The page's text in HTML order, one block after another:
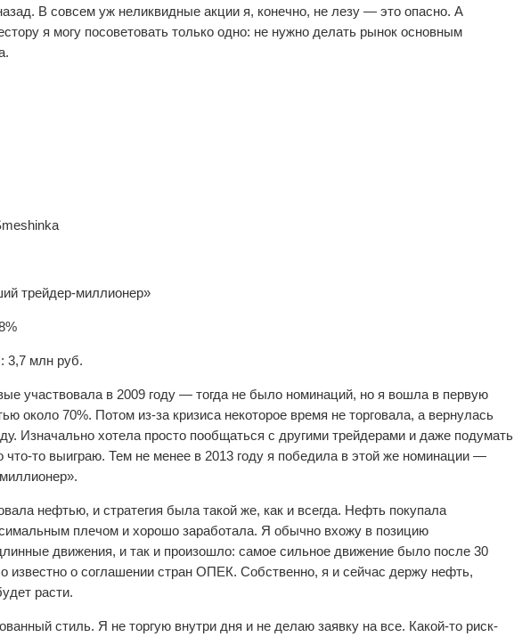
В совсем уж неликвидные акции я, конечно, не лезу — это опасно. А
я могу посоветовать только одно: не нужно делать рынок основным
трейдер-миллионер»
3,7 млн руб.
участвовала в 2009 году — тогда не было номинаций, но я вошла в первую
около 70%. Потом из-за кризиса некоторое время не торговала, а вернулась
Изначально хотела просто пообщаться с другими трейдерами и даже подумать
что-то выиграю. Тем не менее в 2013 году я победила в этой же номинации —
нефтью, и стратегия была такой же, как и всегда. Нефть покупала
плечом и хорошо заработала. Я обычно вхожу в позицию
движения, и так и произошло: самое сильное движение было после 30
известно о соглашении стран ОПЕК. Собственно, я и сейчас держу нефть,
расти.
стиль. Я не торгую внутри дня и не делаю заявку на все. Какой-то риск-